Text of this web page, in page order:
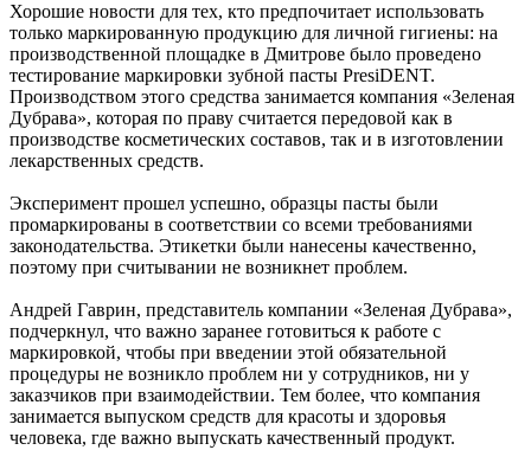
Хорошие новости для тех, кто предпочитает использовать
только маркированную продукцию для личной гигиены: на
производственной площадке в Дмитрове было проведено
тестирование маркировки зубной пасты PresiDENT.
Производством этого средства занимается компания «Зеленая
Дубрава», которая по праву считается передовой как в
производстве косметических составов, так и в изготовлении
лекарственных средств.
Эксперимент прошел успешно, образцы пасты были
промаркированы в соответствии со всеми требованиями
законодательства. Этикетки были нанесены качественно,
поэтому при считывании не возникнет проблем.
Андрей Гаврин, представитель компании «Зеленая Дубрава»,
подчеркнул, что важно заранее готовиться к работе с
маркировкой, чтобы при введении этой обязательной
процедуры не возникло проблем ни у сотрудников, ни у
заказчиков при взаимодействии. Тем более, что компания
занимается выпуском средств для красоты и здоровья
человека, где важно выпускать качественный продукт.